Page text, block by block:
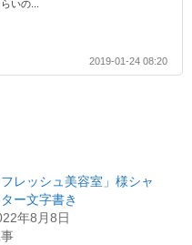
いの...
2019-01-24 08:20
フレッシュ美容室」様シャ
ー文字書き
年8月8日